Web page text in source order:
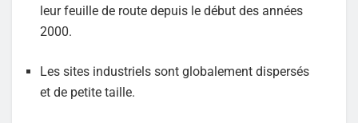
leur feuille de route depuis le début des années
2000.
Les sites industriels sont globalement dispersés
et de petite taille.